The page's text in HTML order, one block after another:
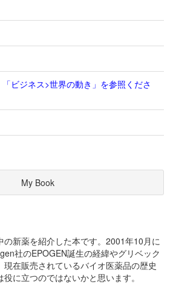
ビジネス>世界の動き」を参照くださ
My Book
の新薬を紹介した本です。2001年10月に
社のEPOGEN誕生の経緯やグリベック
在販売されているバイオ医薬品の歴史
に立つのではないかと思います。